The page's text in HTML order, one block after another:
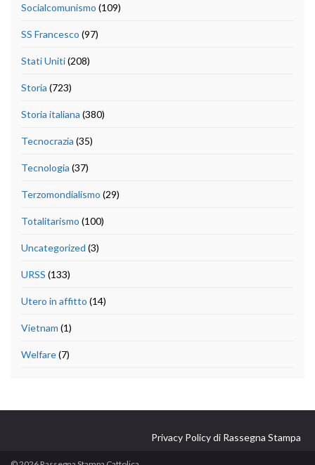
Socialcomunismo (109)
SS Francesco (97)
Stati Uniti(208)
Storia (723)
Storia italiana (380)
Tecnocrazia (35)
Tecnologia (37)
Terzomondialismo (29)
Totalitarismo (100)
Uncategorized (3)
URSS (133)
Utero in affitto (14)
Vietnam (1)
Welfare(7)
Privacy Policy di Rassegna Stampa